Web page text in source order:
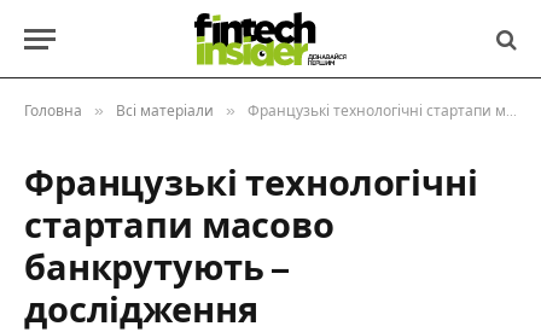
Головна » Всі матеріали » Французькі технологічні стартапи масово банкрутують – дослідження
Французькі технологічні
стартапи масово
банкрутують –
дослідження